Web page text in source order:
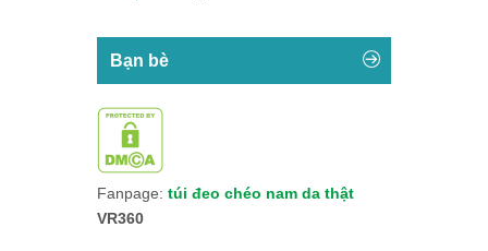
Bạn bè
Fanpage: túi đeo chéo nam da thật
VR360